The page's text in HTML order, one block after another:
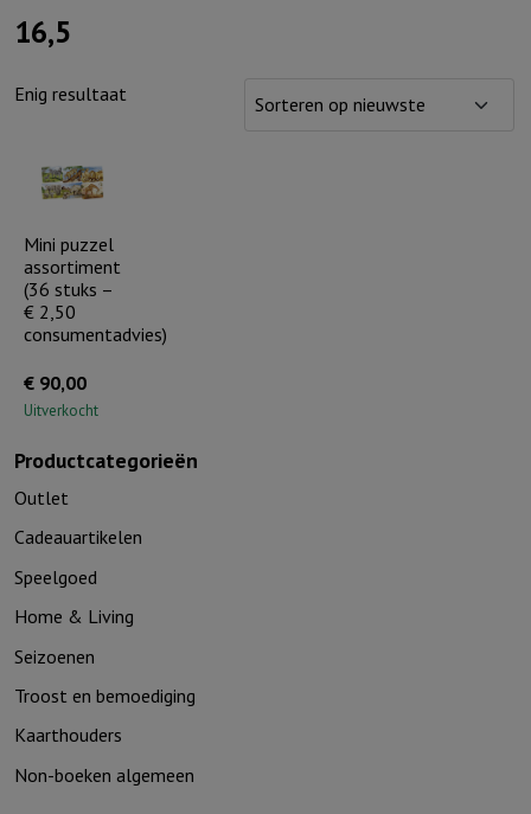
16,5
Productcategorieën
Outlet
Cadeauartikelen
Speelgoed
Home & Living
Seizoenen
Troost en bemoediging
Kaarthouders
Non-boeken algemeen
Enig resultaat
Mini puzzel
assortiment
(36 stuks –
€ 2,50
consumentadvies)
€ 90,00
Uitverkocht